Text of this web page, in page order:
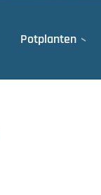
Română
Potplanten